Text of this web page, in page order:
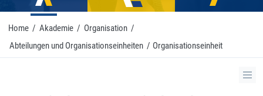
Home / Akademie / Organisation /
Abteilungen und Organisationseinheiten / Organisationseinheit